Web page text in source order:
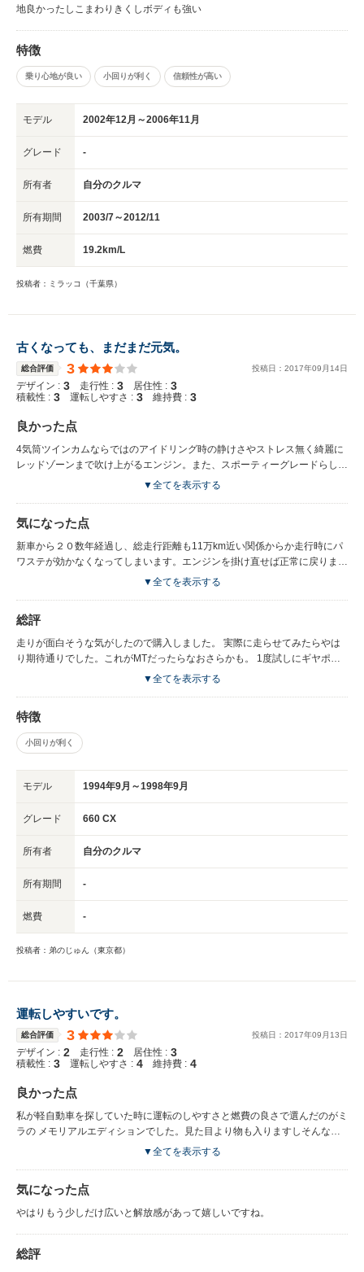
地良かったしこまわりきくしボディも強い
特徴
乗り心地が良い 小回りが利く 信頼性が高い
モデル 2002年12月～2006年11月
グレード -
所有者 自分のクルマ
所有期間 2003/7～2012/11
燃費 19.2km/L
投稿者：ミラッコ（千葉県）
古くなっても、まだまだ元気。
総合評価 3 投稿日： 2017年09 月 14日
デザイン : 3 走行性 : 3 居住性 : 3
積載性 : 3 運転しやすさ : 3 維持費 : 3
良かった点
4気筒ツインカムならではのアイドリング時の静けさやストレス無く綺麗に
レッドゾーンまで吹け上がるエンジン。また、スポーティーグレードらしく
見事までに奢られたエアロパーツや走行時にフラつかない足廻りなどまさに
▼全てを表示する
気になった点
新車から２０数年経過し、総走行距離も11万km近い関係からか走行時にパ
ワステが効かなくなってしまいます。エンジンを掛け直せば正常に戻ります
が… あとこの車はATなんですが、1速から2速に変わるときの独特の変速音
▼全てを表示する
総評
走りが面白そうな気がしたので購入しました。 実際に走らせてみたらやは
り期待通りでした。これがMTだったらなおさらかも。 1度試しにギヤポジ
ション｢P｣の状態でアクセル全開にしたところ、メーター読みで9500rpm前
くれそうです。
▼全てを表示する
特徴
小回りが利く
モデル 1994年9月～1998年9月
グレード 660 CX
所有者 自分のクルマ
所有期間 -
燃費 -
投稿者：弟のじゅん（東京都）
運転しやすいです。
総合評価 3 投稿日： 2017年09 月 13日
デザイン : 2 走行性 : 2 居住性 : 3
積載性 : 3 運転しやすさ : 4 維持費 : 4
良かった点
私が軽自動車を探していた時に運転のしやすさと燃費の良さで選んだのがミ
ラの メモリアルエディションでした。見た目より物も入りますしそんなに
▼全てを表示する
気になった点
やはりもう少しだけ広いと解放感があって嬉しいですね。
総評